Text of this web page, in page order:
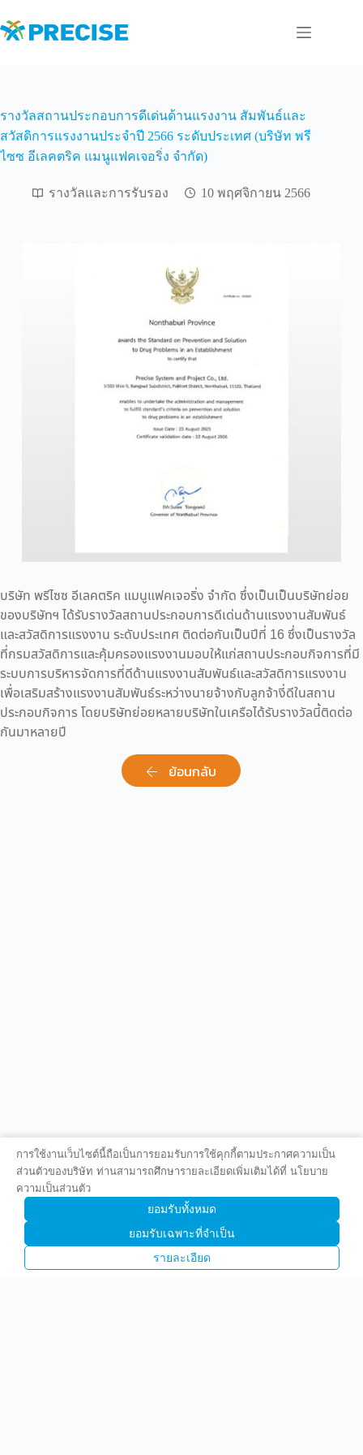
to
content
รางวัลสถานประกอบการดีเด่นด้านแรงงาน สัมพันธ์และ
สวัสดิการแรงงานประจำปี 2566 ระดับประเทศ (บริษัท พรี
ไซซ อีเลคตริค แมนูแฟคเจอริ่ง จํากัด)
รางวัลและการรับรอง 10 พฤศจิกายน 2566
บริษัท พรีไซซ อีเลคตริค แมนูแฟคเจอริ่ง จํากัด ซึ่งเป็นเป็นบริษัทย่อย
ของบริษัทฯ ได้รับรางวัลสถานประกอบการดีเด่นด้านแรงงานสัมพันธ์
และสวัสดิการแรงงาน ระดับประเทศ ติดต่อกันเป็นปีที่ 16 ซึ่งเป็นรางวัล
ที่กรมสวัสดิการและคุ้มครองแรงงานมอบให้แก่สถานประกอบกิจการที่มี
ระบบการบริหารจัดการที่ดีด้านแรงงานสัมพันธ์และสวัสดิการแรงงาน
เพื่อเสริมสร้างแรงงานสัมพันธ์ระหว่างนายจ้างกับลูกจ้างี่ดีในสถาน
ประกอบกิจการ โดยบริษัทย่อยหลายบริษัทในเครือได้รับรางวัลนี้ติดต่อ
กันมาหลายปี
ย้อนกลับ
การใช้งานเว็บไซต์นี้ถือเป็นการยอมรับการใช้คุกกี้ตามประกาศความเป็น
ส่วนตัวของบริษัท ท่านสามารถศึกษารายละเอียดเพิ่มเติมได้ที่ นโยบาย
ความเป็นส่วนตัว
ยอมรับทั้งหมด
ยอมรับเฉพาะที่จำเป็น
รายละเอียด